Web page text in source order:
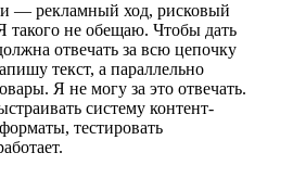
— рекламный ход, рисковый
такого не обещаю. Чтобы дать
отвечать за всю цепочку
текст, а параллельно
Я не могу за это отвечать.
систему контент-
тестировать